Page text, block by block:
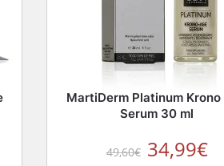
MartiDerm Platinum Krono
Serum 30 ml
49,60€ 34,99€